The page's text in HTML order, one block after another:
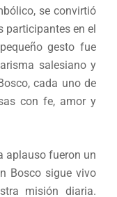
se convirtió
participantes en el
gesto fue
salesiano y
cada uno de
con fe, amor y
aplauso fueron un
Bosco sigue vivo
misión diaria.